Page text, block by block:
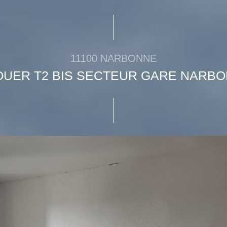
11100 NARBONNE
T2 BIS SECTEUR GARE